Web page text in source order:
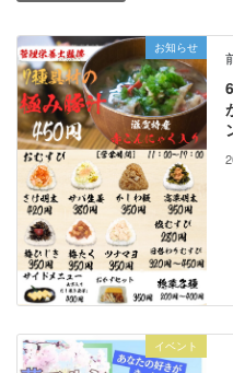
お知らせ
イベント